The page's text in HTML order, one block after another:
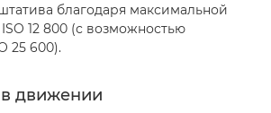
благодаря максимальной
12 800 (с возможностью
25 600).
движении